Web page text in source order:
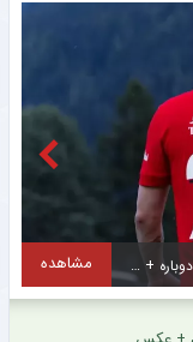
+ عکس مشاهده